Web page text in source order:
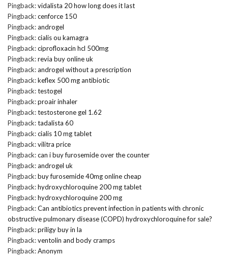
Pingback:vidalista 20 how long does it last
Pingback:cenforce 150
Pingback:androgel
Pingback:cialis ou kamagra
Pingback:ciprofloxacin hcl 500mg
Pingback:revia buy online uk
Pingback:androgel without a prescription
Pingback:keflex 500 mg antibiotic
Pingback:testogel
Pingback:proair inhaler
Pingback:testosterone gel 1.62
Pingback:tadalista 60
Pingback:cialis 10 mg tablet
Pingback:vilitra price
Pingback:can i buy furosemide over the counter
Pingback:androgel uk
Pingback:buy furosemide 40mg online cheap
Pingback:hydroxychloroquine 200 mg tablet
Pingback:hydroxychloroquine 200 mg
Pingback:Can antibiotics prevent infection in patients with chronic
obstructive pulmonary disease (COPD) hydroxychloroquine for sale?
Pingback:priligy buy in la
Pingback:ventolin and body cramps
Pingback:Anonym